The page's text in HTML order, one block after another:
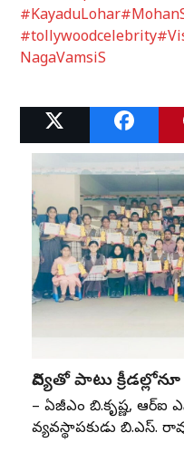
#KayaduLohar
#tollywoodcelebrity
NagaVamsiS
Related Posts
విద్యతో పాటు
– ఏజీఎం బి.కృష్ణ, ఆర్‌ఐ
వ్యవస్థాపకుడు బి.ఎస్‌.